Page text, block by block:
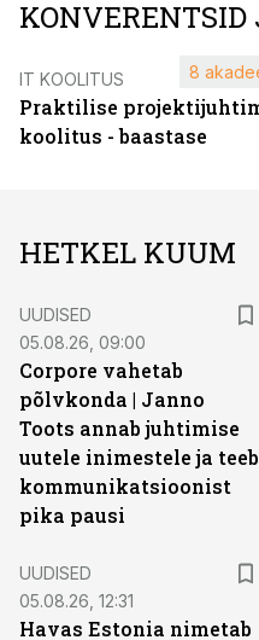
KONVERENTSID
IT KOOLITUS
Praktilise
koolitus - baastase
8
HETKEL KUUM
UUDISED
05.08.26, 09:00
Corpore vahetab
põlvkonda | Janno
Toots annab juhtimise
uutele inimestele ja teeb
kommunikatsioonist
pika pausi
UUDISED
05.08.26, 12:31
Havas Estonia nimetab